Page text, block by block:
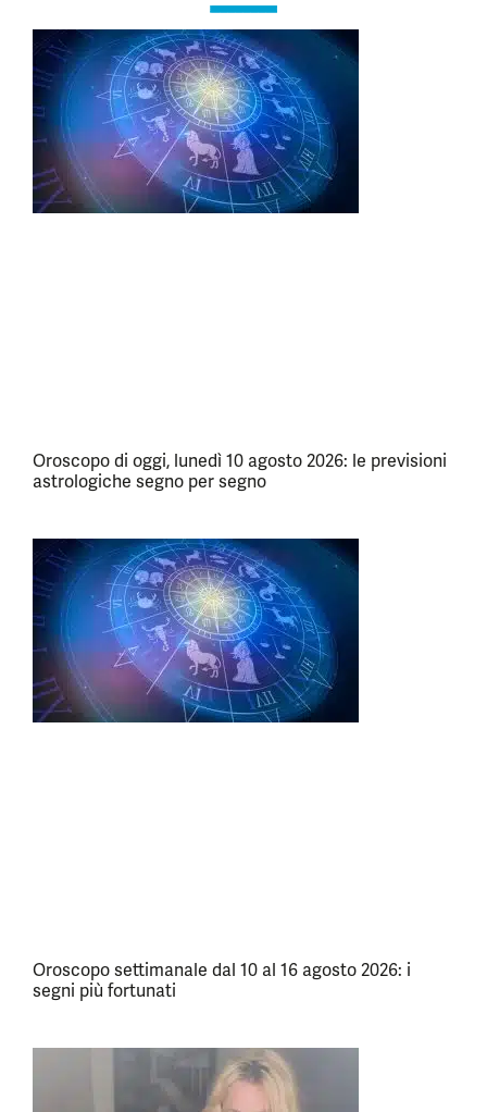
Oroscopo di oggi, lunedì 10 agosto 2026: le previsioni
astrologiche segno per segno
Oroscopo settimanale dal 10 al 16 agosto 2026: i
segni più fortunati